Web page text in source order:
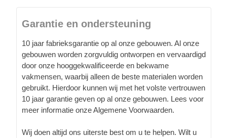
Garantie en ondersteuning
10 jaar fabrieksgarantie op al onze gebouwen. Al onze
gebouwen worden zorgvuldig ontworpen en vervaardigd
door onze hooggekwalificeerde en bekwame
vakmensen, waarbij alleen de beste materialen worden
gebruikt. Hierdoor kunnen wij met het volste vertrouwen
10 jaar garantie geven op al onze gebouwen. Lees voor
meer informatie onze Algemene Voorwaarden.
Wij doen altijd ons uiterste best om u te helpen. Wilt u